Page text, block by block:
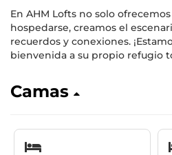
En AHM Lofts no solo
hospedarse, creamos el
recuerdos y conexiones.
bienvenida a su propio refugio
Camas